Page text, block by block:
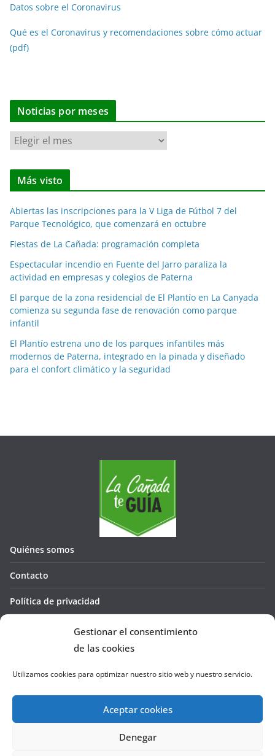
Gestionar el consentimiento
de las cookies
Utilizamos cookies para optimizar nuestro sitio web y nuestro servicio.
Aceptar cookies
Denegar
Datos sobre el Coronavirus
Qué es el Coronavirus y recomendaciones sobre cómo actuar
(pdf)
Noticias por meses
N
o
t
i
a
s
p
o
m
e
e
s
Más visto
Abiertas las inscripciones para la V Liga de Fútbol 7 del
Parque Tecnológico, que comenzará en octubre
Fiestas de La Cañada: programación completa
Espectacular incendio en Fuente del Jarro paraliza la
actividad en empresas y colegios de Paterna
El parque de la zona residencial de El Plantío en La Canyada
comienza su segunda fase de renovación como parque
infantil
El Plantío estrena uno de los parques infantiles más
modernos de Paterna, integrado en la pinada y diseñado
para el confort climático y la seguridad
Quiénes somos
Contacto
Política de privacidad
Política de cookies (UE)
La Cañada te GUÍA